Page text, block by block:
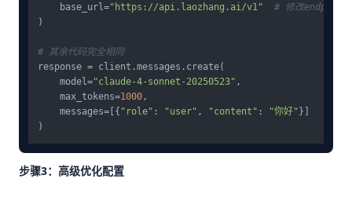
    base_url=
"https://api.laozhang.ai/v1"
# 修改endpoint
)
# 其余代码完全相同
response = client.messages.create(
    model=
"claude-4-sonnet-20250523" ,
    max_tokens=
1000 ,
    messages=[{
"role" : "user" , "content" : "你好"}]
步骤3：高级优化配置